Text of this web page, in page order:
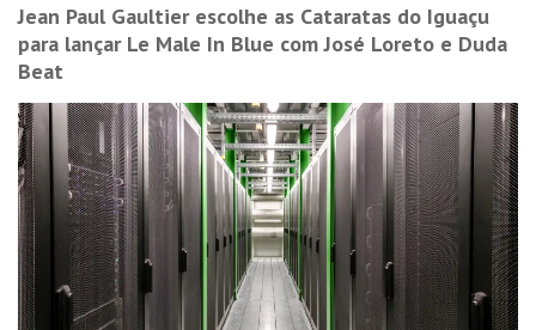
Jean Paul Gaultier escolhe as Cataratas do Iguaçu
para lançar Le Male In Blue com José Loreto e Duda
Beat